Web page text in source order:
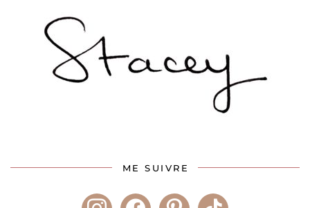
ME SUIVRE
instagramfacebookpinteresttiktok